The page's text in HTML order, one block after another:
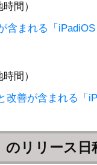
間）
含まれる「
間）
改善が含まれる「
のリリース日